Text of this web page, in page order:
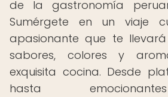
de la gastronomía
Sumérgete en un viaje
apasionante que te
sabores, colores y
exquisita cocina. Desde
hasta